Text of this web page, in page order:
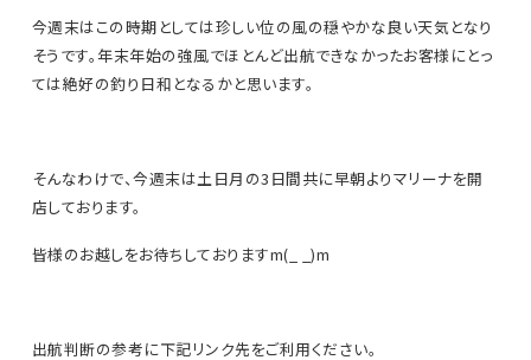
今週末はこの時期としては珍しい位の風の穏やかな良い天気となり
そうです。年末年始の強風でほとんど出航できなかったお客様にとっ
ては絶好の釣り日和となるかと思います。
そんなわけで、今週末は土日月の3日間共に早朝よりマリーナを開
店しております。
皆様のお越しをお待ちしておりますm(_ _)m
出航判断の参考に下記リンク先をご利用ください。